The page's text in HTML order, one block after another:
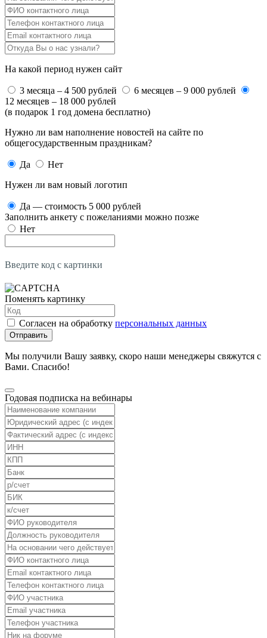
На какой период нужен сайт
3 месяца – 4 500 рублей
6 месяцев – 9 000 рублей
12 месяцев – 18 000 рублей
(в подарок 1 год домена бесплатно)
Нужно ли вам наполнение новостей на сайте по
общегосударственным праздникам?
Да
Нет
Нужен ли вам новый логотип
Да — стоимость 5 000 рублей
Заполнить анкету с пожеланиями можно позже
Нет
Введите код с картинки
Поменять картинку
Согласен на обработку персональных данных
Отправить
Мы получили Вашу заявку, скоро наши менеджеры свяжутся с
Вами. Спасибо!
Годовая подписка на вебинары